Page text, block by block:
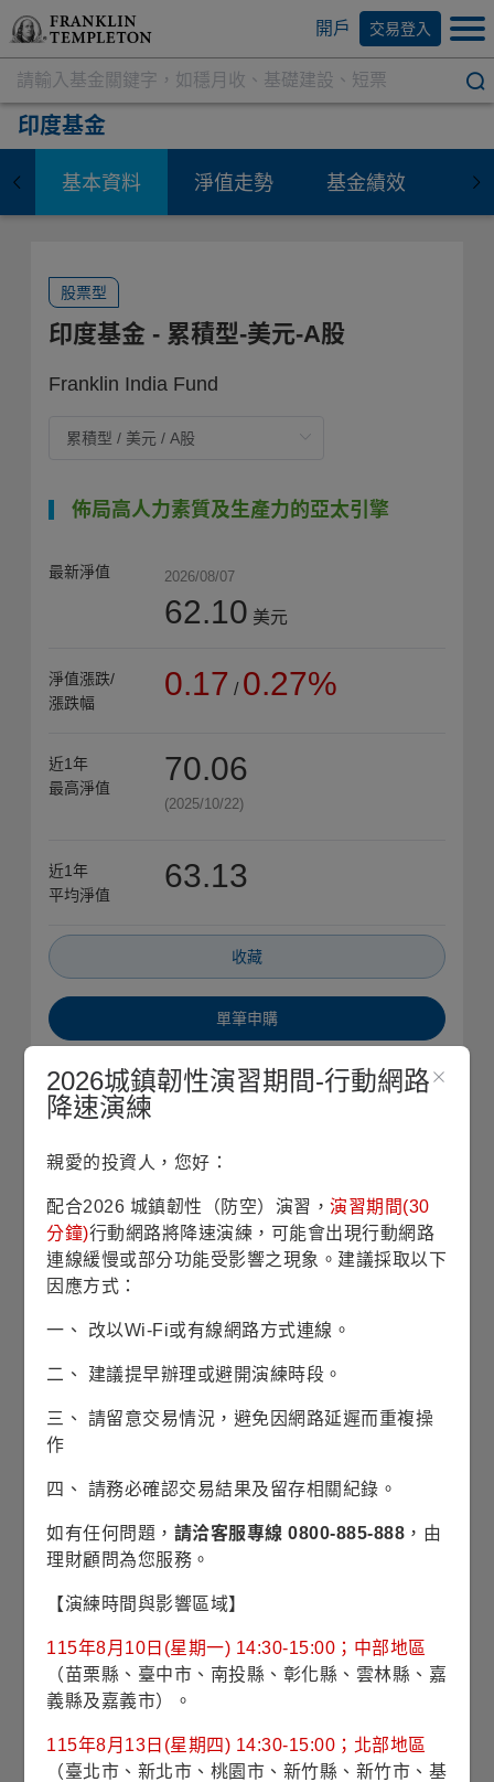
開戶 交易登入
印度基金
基本資料 淨值走勢 基金績效 資
股票型
印度基金 - 累積型-美元-A股
Franklin India Fund
佈局高人力素質及生產力的亞太引擎
最新淨值 2026/08/07
62.10 美元
淨值漲跌/
漲跌幅
0.17 / 0.27%
近1年
最高淨值
70.06
(2025/10/22)
近1年
平均淨值
63.13
收藏
單筆申購
定期定額
基本資料
基金成立日 2005/10/25
股份/級別發行日
基金規模
22億4仟8佰萬美元
最高手續費 3.00%
經理費
投資標的 普通股為主
2026城鎮韌性演習期間-行動網路
降速演練
親愛的投資人，您好：
配合2026 城鎮韌性（防空）演習，演習期間(30
分鐘)行動網路將降速演練，可能會出現行動網路
連線緩慢或部分功能受影響之現象。建議採取以下
因應方式：
一、 改以Wi-Fi或有線網路方式連線。
二、 建議提早辦理或避開演練時段。
三、 請留意交易情況，避免因網路延遲而重複操
作
四、 請務必確認交易結果及留存相關紀錄。
如有任何問題， 請洽客服專線 0800-885-888 ，由
理財顧問為您服務。
【演練時間與影響區域】
115年8月10日(星期一) 14:30-15:00；中部地區
（苗栗縣、臺中市、南投縣、彰化縣、雲林縣、嘉
義縣及嘉義市）。
115年8月13日(星期四) 14:30-15:00；北部地區
（臺北市、新北市、桃園市、新竹縣、新竹市、基